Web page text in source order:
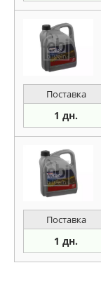
Поставка
1 дн.
Поставка
1 дн.